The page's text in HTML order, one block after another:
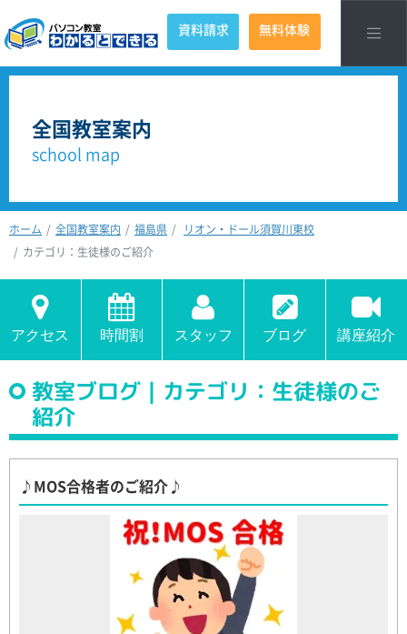
資料請求 無料体験
全国教室案内
school map
ホーム 全国教室案内 福島県
リオン・ドール須賀川東校
カテゴリ：生徒様のご紹介
アクセス 時間割 スタッフ ブログ 講座紹介
教室ブログ｜カテゴリ：生徒様のご
紹介
♪MOS合格者のご紹介♪